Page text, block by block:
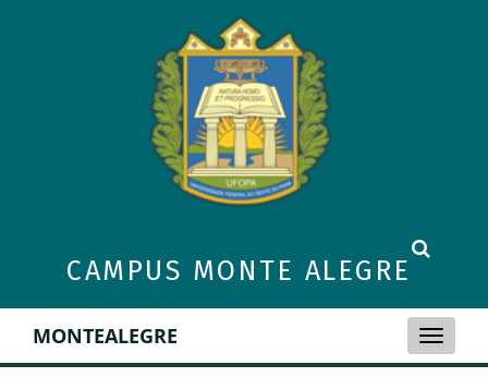
CAMPUS MONTE ALEGRE
Toggle
MONTEALEGRE